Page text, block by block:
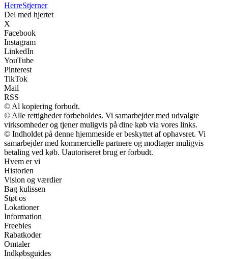
HerreStjerner
Del med hjertet
X
Facebook
Instagram
LinkedIn
YouTube
Pinterest
TikTok
Mail
RSS
© Al kopiering forbudt.
© Alle rettigheder forbeholdes. Vi samarbejder med udvalgte
virksomheder og tjener muligvis på dine køb via vores links.
© Indholdet på denne hjemmeside er beskyttet af ophavsret. Vi
samarbejder med kommercielle partnere og modtager muligvis
betaling ved køb. Uautoriseret brug er forbudt.
Hvem er vi
Historien
Vision og værdier
Bag kulissen
Støt os
Lokationer
Information
Freebies
Rabatkoder
Omtaler
Indkøbsguides